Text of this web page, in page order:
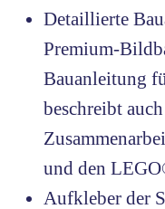
Detaillierte
Premium-
Bauanleitung
beschreibt
und den
Aufkleber der